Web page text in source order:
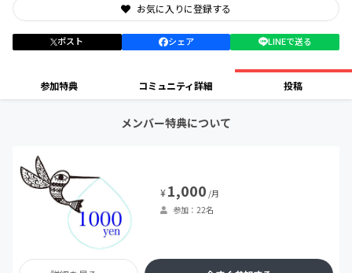
お気に入りに登録する
ポスト シェア LINEで送る
参加特典 コミュニティ詳細 投稿
メンバー特典について
¥1,000 /月
参加：22名